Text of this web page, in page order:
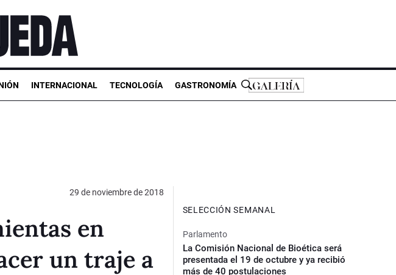
INTERNACIONAL TECNOLOGÍA GASTRONOMÍA
29 de noviembre de 2018
en
un traje a
SELECCIÓN SEMANAL
Parlamento
La Comisión Nacional de Bioética será
presentada el 19 de octubre y ya recibió
más de 40 postulaciones